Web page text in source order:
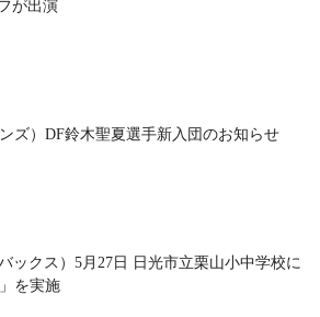
が出演
ズ）DF鈴木聖夏選手新入団のお知らせ
ックス）5月27日 日光市立栗山小中学校に
を実施